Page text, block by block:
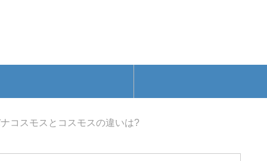
コスモスとコスモスの違いは?